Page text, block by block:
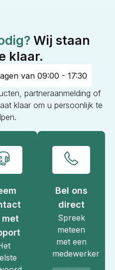
Wij staan
klaar.
van 09:00 - 17:30
partneraanmelding of
klaar om u persoonlijk te
met
Bel ons
direct
Spreek
meteen
met een
medewerker